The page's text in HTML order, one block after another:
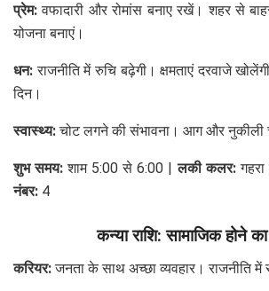
प्रेम: वफादारी और रोमांस बनाए रखें। शहर से
योजना बनाएं।
धन: राजनीति में रुचि बढ़ेगी। क्षमताएं दरवाजे
दिन।
स्वास्थ्य:चोट लगने की संभावना। आग और नुकीली
शुभ समय: शाम 5:00 से 6:00 |लकी कलर:
नंबर: 4
कन्या राशि: सामाजिक होने
करियर:जनता के साथ अच्छा व्यवहार। राजनीति